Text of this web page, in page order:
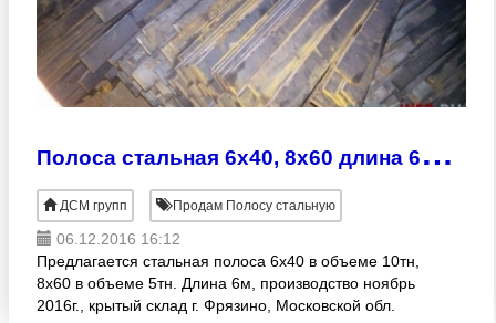
П
олоса стальная 6х40, 8х60 длина 6м, ст.3
ДСМ групп Продам Полосу стальную
06.12.2016 16:12
Предлагается стальная полоса 6х40 в объеме 10тн,
8х60 в объеме 5тн. Длина 6м, производство ноябрь
2016г., крытый склад г. Фрязино, Московской обл.